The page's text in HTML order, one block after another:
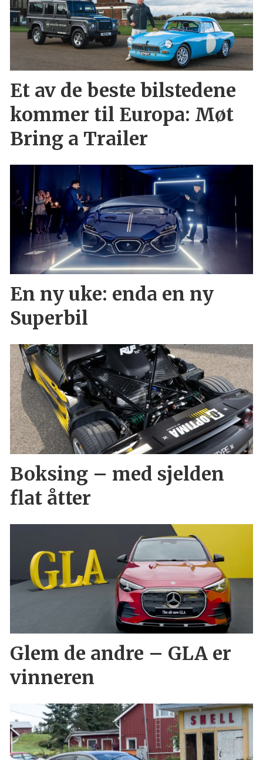
Et av de beste bilstedene
kommer til Europa: Møt
Bring a Trailer
En ny uke: enda en ny
Superbil
Boksing – med sjelden
flat åtter
Glem de andre – GLA er
vinneren